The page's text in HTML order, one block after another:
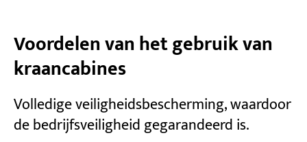
Voordelen van het gebruik van
kraancabines
Volledige veiligheidsbescherming, waardoor
de bedrijfsveiligheid gegarandeerd is.